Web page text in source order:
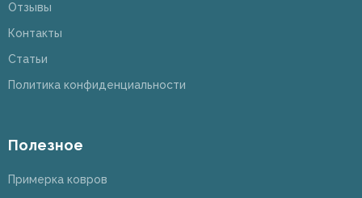
Отзывы
Контакты
Статьи
Политика конфиденциальности
Полезное
Примерка ковров